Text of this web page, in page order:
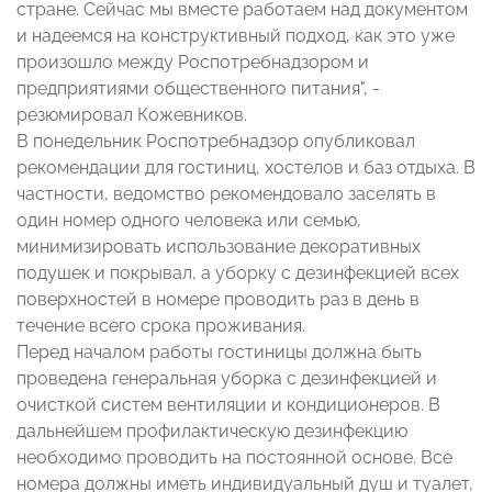
стране. Сейчас мы вместе работаем над документом
и надеемся на конструктивный подход, как это уже
произошло между Роспотребнадзором и
предприятиями общественного питания", -
резюмировал Кожевников.
В понедельник Роспотребнадзор опубликовал
рекомендации для гостиниц, хостелов и баз отдыха. В
частности, ведомство рекомендовало заселять в
один номер одного человека или семью,
минимизировать использование декоративных
подушек и покрывал, а уборку с дезинфекцией всех
поверхностей в номере проводить раз в день в
течение всего срока проживания.
Перед началом работы гостиницы должна быть
проведена генеральная уборка с дезинфекцией и
очисткой систем вентиляции и кондиционеров. В
дальнейшем профилактическую дезинфекцию
необходимо проводить на постоянной основе. Все
номера должны иметь индивидуальный душ и туалет,